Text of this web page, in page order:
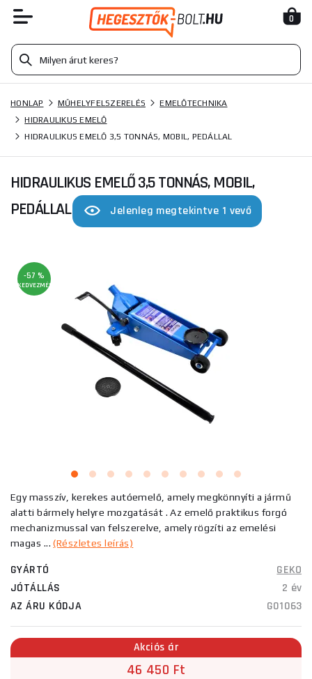
0
HONLAP MŰHELYFELSZERELÉS
EMELŐTECHNIKA
HIDRAULIKUS EMELŐ
HIDRAULIKUS EMELŐ 3,5 TONNÁS, MOBIL, PEDÁLLAL
HIDRAULIKUS EMELŐ 3,5 TONNÁS, MOBIL,
PEDÁLLAL
Jelenleg megtekintve 1 vevő
-57 %
KEDVEZMÉNY
Egy masszív, kerekes autóemelő, amely megkönnyíti a jármű
alatti bármely helyre mozgatását . Az emelő praktikus forgó
mechanizmussal van felszerelve, amely rögzíti az emelési
magas ...(Részletes leírás)
GYÁRTÓ
GEKO
JÓTÁLLÁS
2 év
AZ ÁRU KÓDJA
G01063
Akciós ár
46 450 Ft